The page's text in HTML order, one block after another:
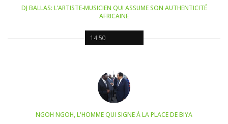
14:50
DJ BALLAS: L’ARTISTE-MUSICIEN QUI ASSUME SON AUTHENTICITÉ
AFRICAINE
NGOH NGOH, L'HOMME QUI SIGNE À LA PLACE DE BIYA